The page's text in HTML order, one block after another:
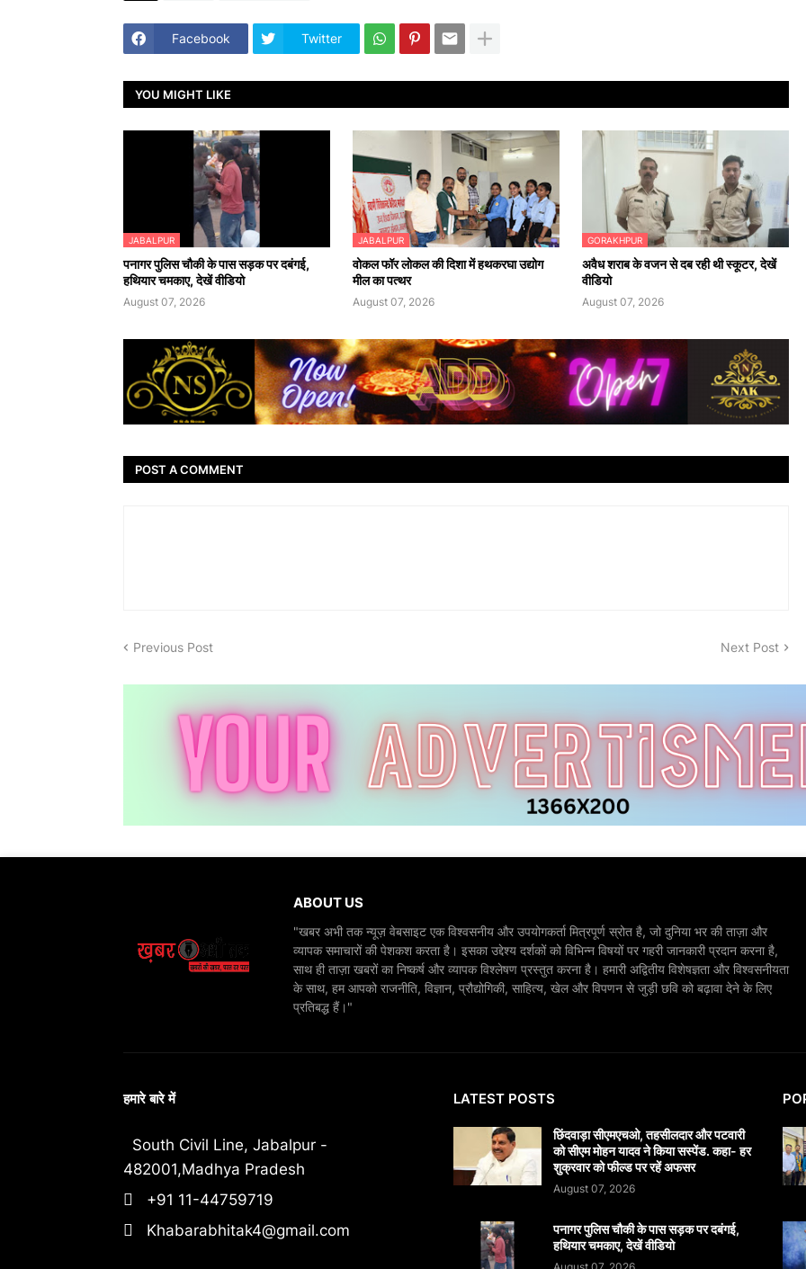
Facebook Twitter
YOU MIGHT LIKE
JABALPUR
पनागर पुलिस चौकी के पास सड़क पर दबंगई,
हथियार चमकाए, देखें वीडियो
August 07, 2026
JABALPUR
वोकल फॉर लोकल की दिशा में हथकरघा उद्योग
मील का पत्थर
August 07, 2026
GORAKHPUR
अवैध शराब के वजन से दब रही थी स्कूटर, देखें
वीडियो
August 07, 2026
POST A COMMENT
Previous Post Next Post
ABOUT US
"खबर अभी तक न्यूज़ वेबसाइट एक विश्वसनीय और उपयोगकर्ता मित्रपूर्ण स्रोत है, जो दुनिया भर की ताज़ा और
व्यापक समाचारों की पेशकश करता है। इसका उद्देश्य दर्शकों को विभिन्न विषयों पर गहरी जानकारी प्रदान करना है,
साथ ही ताज़ा खबरों का निष्कर्ष और व्यापक विश्लेषण प्रस्तुत करना है। हमारी अद्वितीय विशेषज्ञता और विश्वसनीयता
के साथ, हम आपको राजनीति, विज्ञान, प्रौद्योगिकी, साहित्य, खेल और विपणन से जुड़ी छवि को बढ़ावा देने के लिए
प्रतिबद्ध हैं।"
हमारे बारे में
South Civil Line, Jabalpur -
482001,Madhya Pradesh
+91 11-44759719
Khabarabhitak4@gmail.com
LATEST POSTS
छिंदवाड़ा सीएमएचओ, तहसीलदार और पटवारी
को सीएम मोहन यादव ने किया सस्पेंड. कहा- हर
शुक्रवार को फील्ड पर रहें अफसर
August 07, 2026
पनागर पुलिस चौकी के पास सड़क पर दबंगई,
हथियार चमकाए, देखें वीडियो